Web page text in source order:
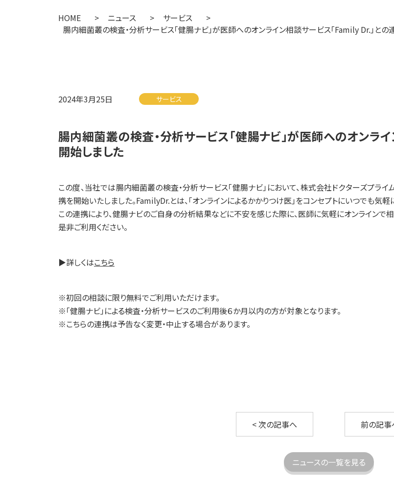
HOME > ニュース > サービス
>
腸内細菌叢の検査・分析サービス「健腸ナビ」が医師へのオンライン相談サービス「Family Dr.」と
2024年3月25日 サービス
腸内細菌叢の検査・分析サービス「健腸ナビ」が医師へのオンラ
開始しました
この度、当社では腸内細菌叢の検査・分析サービス「健腸ナビ」において、株式会社ドクターズプライ
携を開始いたしました。FamilyDr.とは、「オンラインによるかかりつけ医」をコンセプトにいつでも気
この連携により、健腸ナビのご自身の分析結果などに不安を感じた際に、医師に気軽にオンラインで相
是非ご利用ください。
▶詳しくはこちら
※初回の相談に限り無料でご利用いただけます。
※「健腸ナビ」による検査・分析サービスのご利用後６か月以内の方が対象となります。
※こちらの連携は予告なく変更・中止する場合があります。
< 次の記事へ 前の記事
ニュースの一覧を見る
医食品
共同研究